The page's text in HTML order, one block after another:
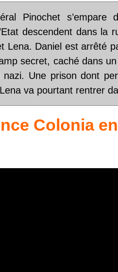
Pinochet
descendent dans la
Lena. Daniel est arrêté
secret, caché dans
Une prison dont
va pourtant rentrer
Colonia